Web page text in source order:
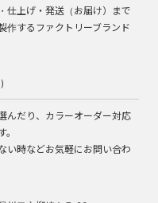
仕上げ・発送（お届け）まで
作するファクトリーブランド
んだり、カラーオーダー対応
い時などお気軽にお問い合わ